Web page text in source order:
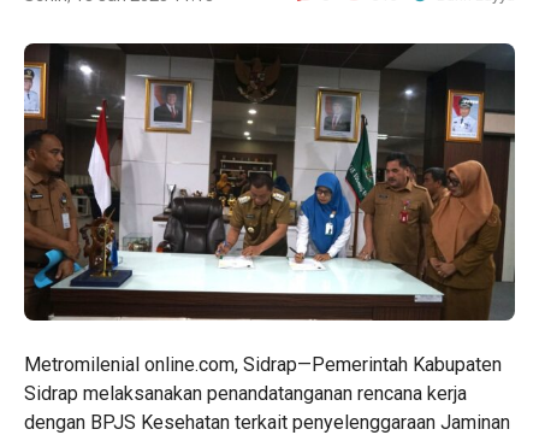
Metromilenial online.com, Sidrap—Pemerintah Kabupaten
Sidrap melaksanakan penandatanganan rencana kerja
dengan BPJS Kesehatan terkait penyelenggaraan Jaminan